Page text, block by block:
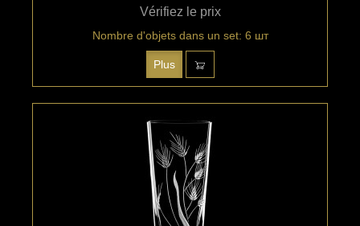
Vérifiez le prix
Nombre d'objets dans un set: 6 шт
Plus